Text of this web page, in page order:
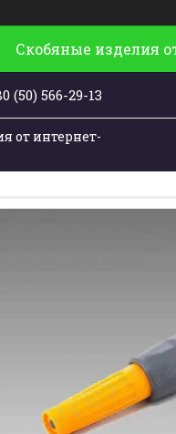
Скобяные изделия
(50) 566-29-13
от интернет-